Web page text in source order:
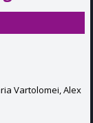
Vartolomei, Alex